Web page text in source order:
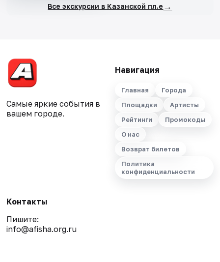
Все экскурсии в Казанской пл.е →
Самые яркие события в
вашем городе.
Навигация
Главная
Города
Площадки
Артисты
Рейтинги
Промокоды
О нас
Возврат билетов
Политика
конфиденциальности
Контакты
Пишите:
info@afisha.org.ru